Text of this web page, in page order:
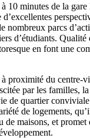
10 minutes de la
nombreux parcs
d’étudiants. Qualité
en font une
à proximité du centre-
par les familles,
de quartier
de logements,
de maisons, et promet